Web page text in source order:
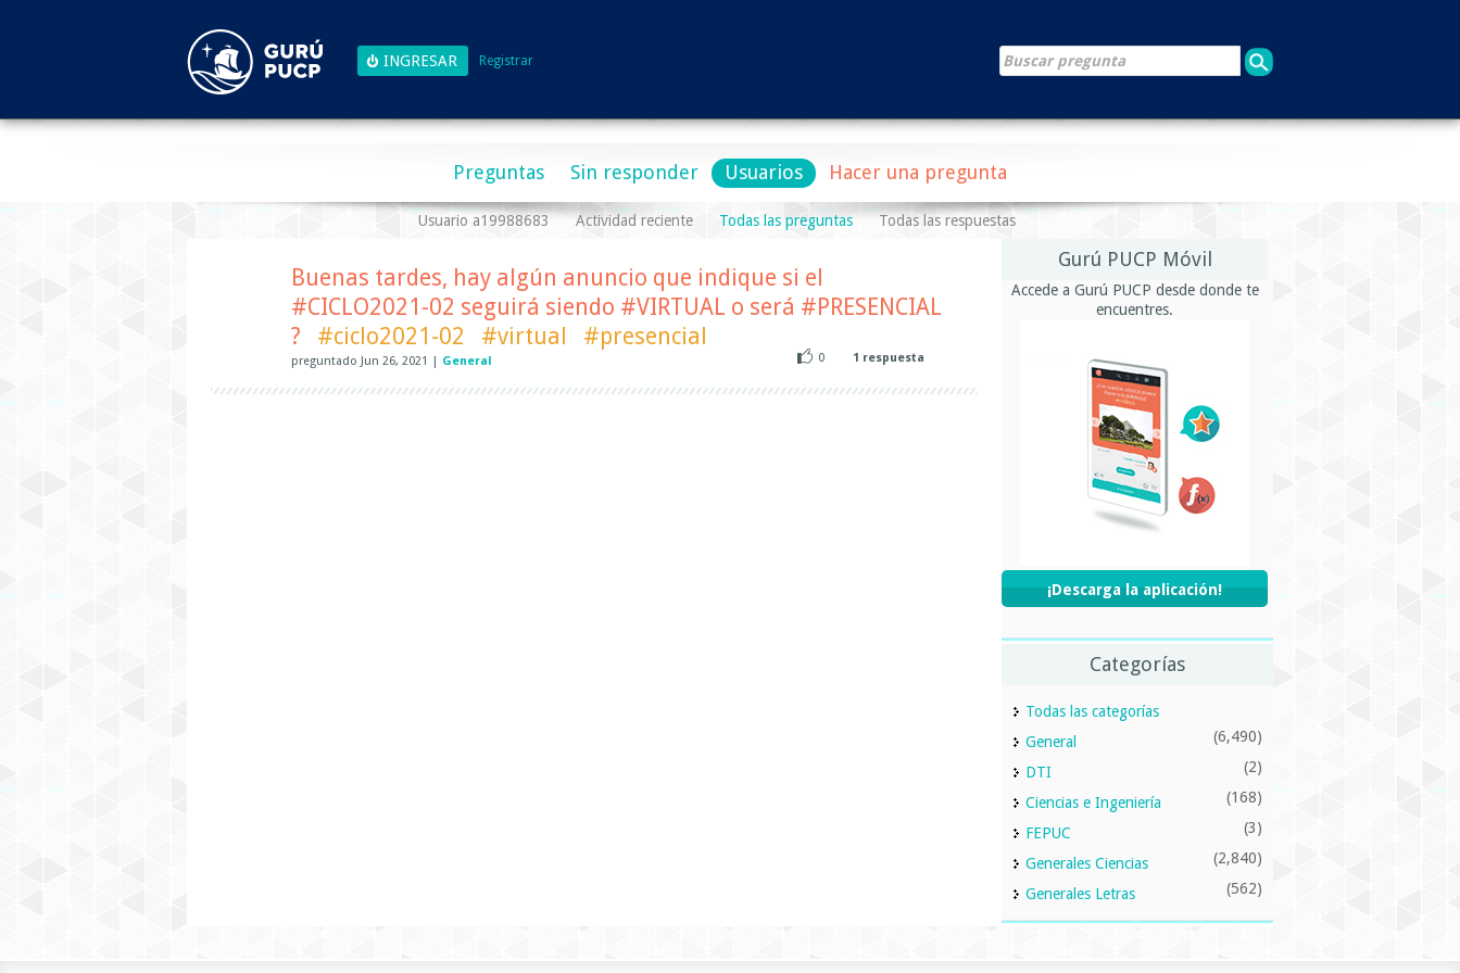
Registrar
Preguntas Sin responder Usuarios Hacer una pregunta
Usuario a19988683 Actividad reciente Todas las preguntas Todas las respuestas
Buenas tardes, hay algún anuncio que indique si el
#CICLO2021-02 seguirá siendo #VIRTUAL o será #PRESENCIAL
?
#ciclo2021-02 #virtual #presencial
preguntado Jun 26, 2021 General 0 1 respuesta
Gurú PUCP Móvil
Accede a Gurú PUCP desde donde te
encuentres.
¡Descarga la aplicación!
Categorías
Todas las categorías
General
(6,490)
DTI (2)
Ciencias e Ingeniería (168)
FEPUC (3)
Generales Ciencias (2,840)
Generales Letras (562)